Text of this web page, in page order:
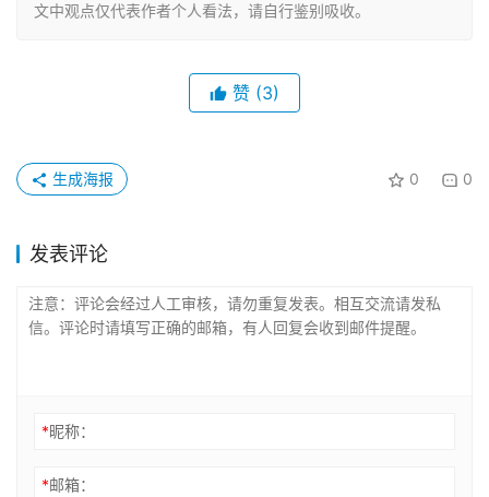
文中观点仅代表作者个人看法，请自行鉴别吸收。
赞 (3)
0 0
生成海报
发表评论
*昵称：
*邮箱：